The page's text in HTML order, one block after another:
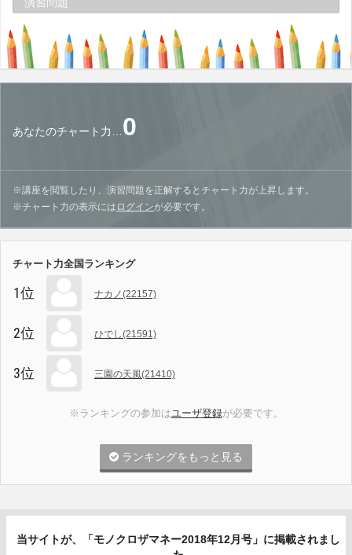
あなたのチャート力… 0
※講座を閲覧したり、演習問題を正解するとチャート力が上昇します。
※チャート力の表示には ログインが必要です。
チャート力全国ランキング
1位 ナカノ(22157)
2位 ひでし(21591)
3位 三園の天風(21410)
※ランキングの参加はユーザ登録が必要です。
ランキングをもっと見る
当サイトが、「モノクロザマネー2018年12月号」に掲載されまし